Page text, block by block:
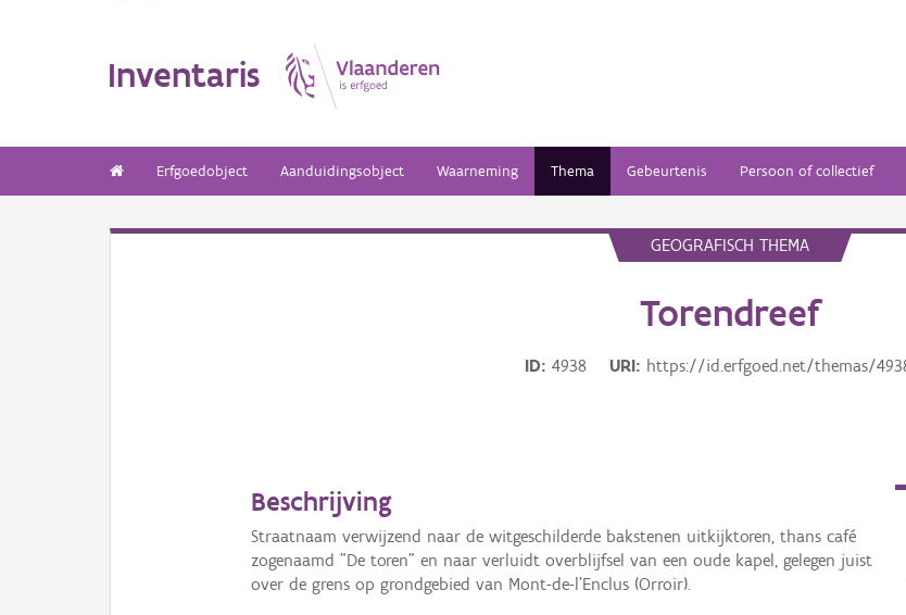
Inventaris
Erfgoedobject Aanduidingsobject Waarneming Thema Gebeurtenis Persoon of collectief
GEOGRAFISCH THEMA
Torendreef
ID 4938 URI https://id.erfgoed.net/themas/
Beschrijving
Straatnaam verwijzend naar de witgeschilderde bakstenen uitkijktoren, thans café
zogenaamd "De toren" en naar verluidt overblijfsel van een oude kapel, gelegen juist
over de grens op grondgebied van Mont-de-l'Enclus (Orroir).